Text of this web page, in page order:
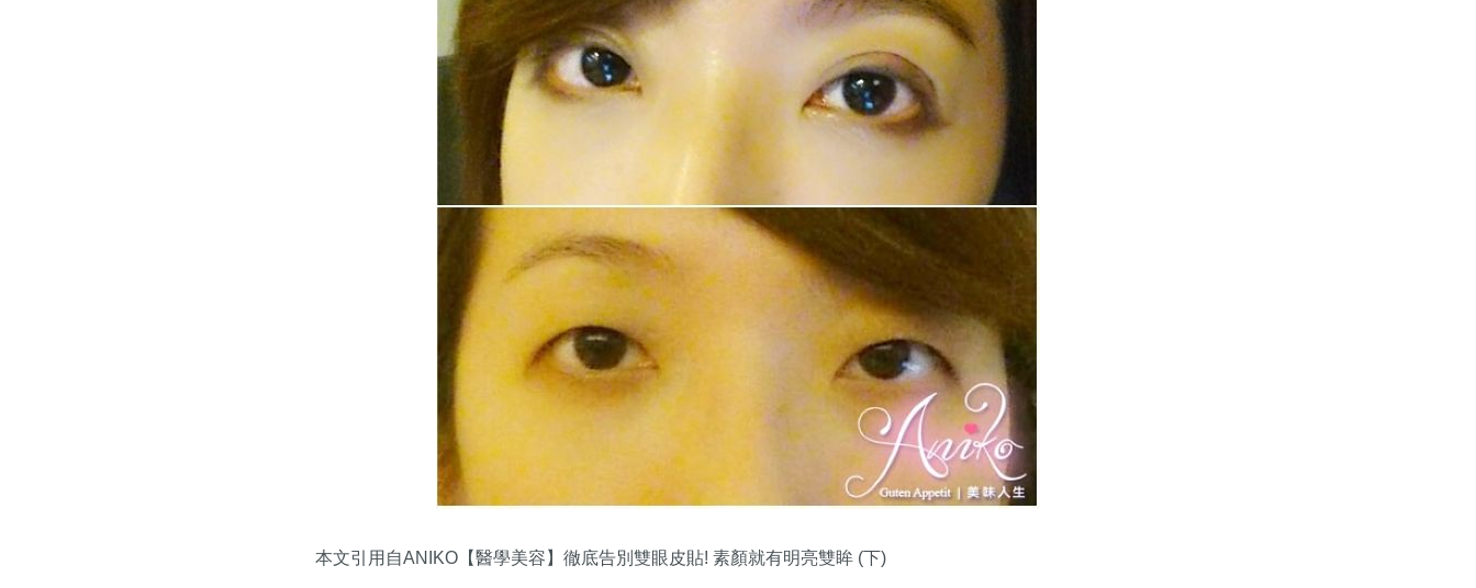
本文引用自ANIKO【醫學美容】徹底告別雙眼皮貼! 素顏就有明亮雙眸 (下)